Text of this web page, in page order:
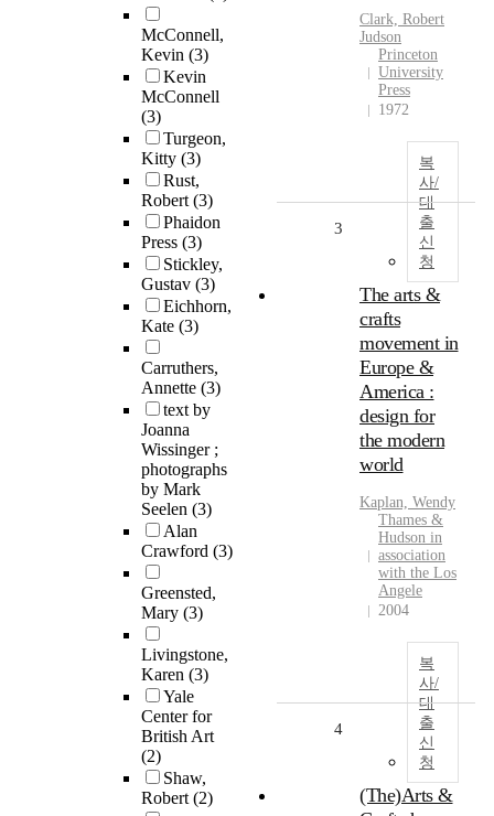
McConnell,
Kevin (3)
Kevin
McConnell
(3)
Turgeon,
Kitty (3)
Rust,
Robert(3)
Phaidon
Press (3)
Stickley,
Gustav (3)
Eichhorn,
Kate (3)
Carruthers,
Annette (3)
text by
Joanna
Wissinger ;
photographs
by Mark
Seelen (3)
Alan
Crawford (3)
Greensted,
Mary (3)
Livingstone,
Karen (3)
Yale
Center for
British Art
(2)
Shaw,
Robert(2)
Clark, Robert
Judson
Princeton
University
Press
1972
복
사/
대
출
신
청
3
The arts &
crafts
movement in
Europe &
America :
design for
the modern
world
Kaplan, Wendy
Thames &
Hudson in
association
with the Los
Angele
2004
복
사/
대
출
신
청
4
(The)Arts &